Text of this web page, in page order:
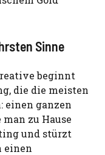
Sinne
beginnt
die die meisten
einen ganzen
zu Hause
und stürzt
einen